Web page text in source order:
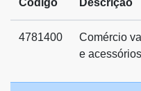
Código Descrição
4781400
Comércio
e acessórios